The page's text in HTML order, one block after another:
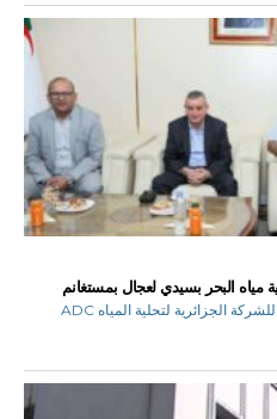
مياه البحر بسيدي لعجال بمستغانم
ق.إلياس حل اليوم ، الرئيس المدير العام للشركة الجزائرية لتحلية المياه ADC